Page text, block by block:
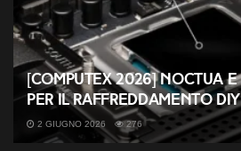
[COMPUTEX 2026] Noctua
per il raffreddamento DIY
2 GIUGNO 2026 276